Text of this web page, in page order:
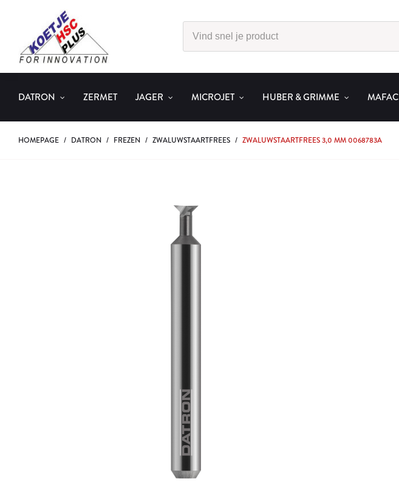
DATRON ZERMET JAGER MICROJET HUBER & GRIMME MAFAC
HOMEPAGE / DATRON / FREZEN / ZWALUWSTAARTFREES / ZWALUWSTAARTFREES 3,0 MM 0068783A